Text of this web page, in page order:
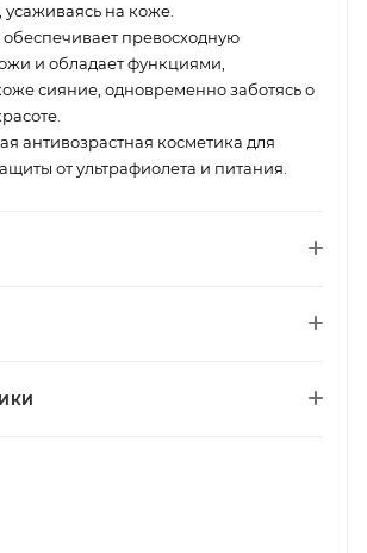
на коже.
обеспечивает превосходную
и обладает функциями,
сияние, одновременно заботясь о
антивозрастная косметика для
от ультрафиолета и питания.